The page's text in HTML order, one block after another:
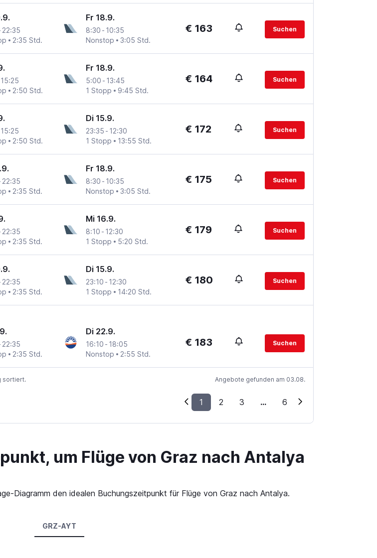
22:35
2:35 Std.
Fr 18.9.
8:30 - 10:35
Nonstop
3:05 Std.
€ 163 Suchen
15:25
2:50 Std.
Fr 18.9.
5:00 - 13:45
1 Stopp
9:45 Std.
€ 164 Suchen
15:25
2:50 Std.
Di 15.9.
23:35 - 12:30
1 Stopp
13:55 Std.
€ 172 Suchen
22:35
2:35 Std.
Fr 18.9.
8:30 - 10:35
Nonstop
3:05 Std.
€ 175 Suchen
22:35
2:35 Std.
Mi 16.9.
8:10 - 12:30
1 Stopp
5:20 Std.
€ 179 Suchen
22:35
2:35 Std.
Di 15.9.
23:10 - 12:30
1 Stopp
14:20 Std.
€ 180 Suchen
22:35
2:35 Std.
Di 22.9.
16:10 - 18:05
Nonstop
2:55 Std.
€ 183 Suchen
sortiert. Angebote gefunden am 03.08.
1 2 3 ... 6
um Flüge von Graz nach Antalya
Diagramm den idealen Buchungszeitpunkt für Flüge von Graz nach Antalya.
GRZ-AYT